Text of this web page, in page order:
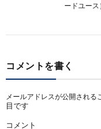
ードユー
コメントを書く
メールアドレスが公開される
目です
コメント